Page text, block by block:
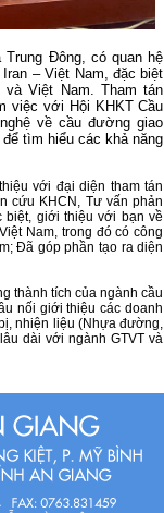
Đông, có quan hệ
– Việt Nam, đặc biệt
Việt Nam. Tham tán
việc với Hội KHKT Cầu
về cầu đường giao
tìm hiểu các khả năng
với đại diện tham tán
cứu KHCN, Tư vấn phản
biệt, giới thiệu với bạn về
Nam, trong đó có công
Đã góp phần tạo ra diện
thành tích của ngành cầu
nối giới thiệu các doanh
nhiện liệu (Nhựa đường,
dài với ngành GTVT và
SÂN BAY LONG THÀNH